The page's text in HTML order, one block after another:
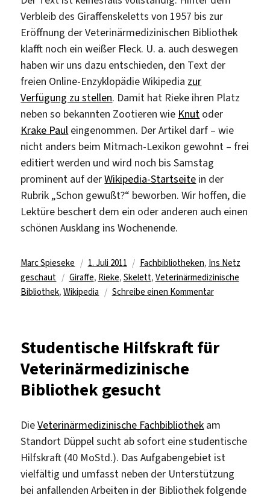
Verbleib des Giraffenskeletts von 1957 bis zur
Eröffnung der Veterinärmedizinischen Bibliothek
klafft noch ein weißer Fleck. U. a. auch deswegen
haben wir uns dazu entschieden, den Text der
freien Online-Enzyklopädie Wikipedia zur
Verfügung zu stellen. Damit hat Rieke ihren Platz
neben so bekannten Zootieren wie Knut oder
Krake Paul eingenommen. Der Artikel darf – wie
nicht anders beim Mitmach-Lexikon gewohnt – frei
editiert werden und wird noch bis Samstag
prominent auf derWikipedia-Startseite in der
Rubrik „Schon gewußt?“ beworben. Wir hoffen, die
Lektüre beschert dem ein oder anderen auch einen
schönen Ausklang ins Wochenende.
Autor
Marc Spieseke
Veröffentlicht
am
1. Juli 2011 Kategorien
Fachbibliotheken, Ins Netz
geschaut
Schlagwörter
Giraffe, Rieke, Skelett, Veterinärmedizinische
Bibliothek,Wikipedia Schreibe einen Kommentarzu
Studentische Hilfskraft für
Veterinärmedizinische
Bibliothek gesucht
DieVeterinärmedizinische Fachbibliothek am
Standort Düppel sucht ab sofort eine studentische
Hilfskraft (40 MoStd.). Das Aufgabengebiet ist
vielfältig und umfasst neben der Unterstützung
bei anfallenden Arbeiten in der Bibliothek folgende